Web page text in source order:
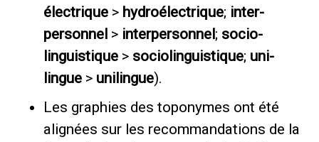
électrique> hydroélectrique; inter-
personnel> interpersonnel; socio-
linguistique> sociolinguistique; uni-
lingue> unilingue).
Les graphies des toponymes ont été
alignées sur les recommandations de la